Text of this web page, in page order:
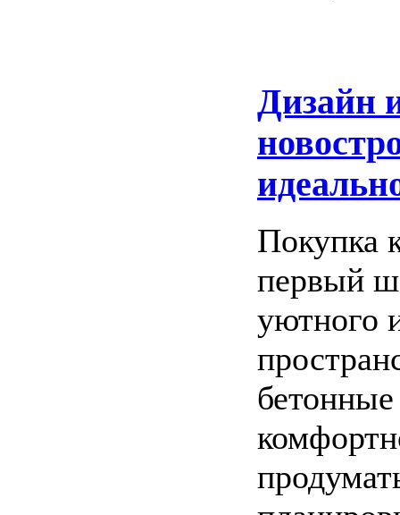
Дизайн
Покупка
первый
уютного